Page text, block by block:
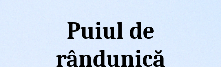
Puiul de
rândunică